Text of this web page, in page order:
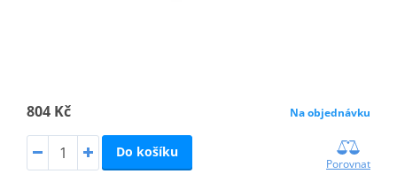
804 Kč Na objednávku
Do košíku
Porovnat